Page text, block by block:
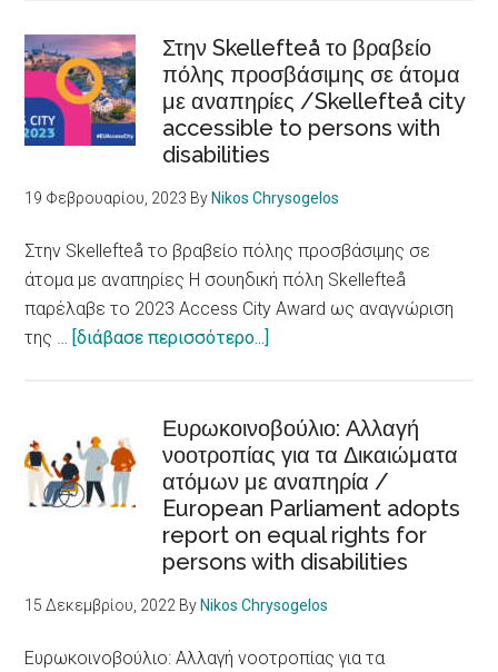
και
διακρίσεις
βλάπτουν
την
υγεία
/
xenophobia
and
discrimination
are
health
Στην Skellefteå το βραβείο
πόλης προσβάσιμης σε άτομα
με αναπηρίες /Skellefteå city
accessible to persons with
disabilities
19 Φεβρουαρίου, 2023 By Nikos Chrysogelos
Στην Skellefteå το βραβείο πόλης προσβάσιμης σε
άτομα με αναπηρίες Η σουηδική πόλη Skellefteå
παρέλαβε το 2023 Access City Award ως αναγνώριση
της … [διάβασε περισσότερο...]
το
βραβείο
πόλης
προσβάσιμης
σε
άτομα
με
/Skellefteå
Ευρωκοινοβούλιο: Αλλαγή
νοοτροπίας για τα Δικαιώματα
ατόμων με αναπηρία /
European Parliament adopts
report on equal rights for
persons with disabilities
15 Δεκεμβρίου, 2022 By Nikos Chrysogelos
Ευρωκοινοβούλιο: Αλλαγή νοοτροπίας για τα